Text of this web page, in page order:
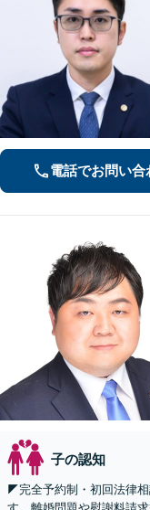
電話でお問い合
子の認知
◤完全予約制・初回法律
す。離婚問題や慰謝料請